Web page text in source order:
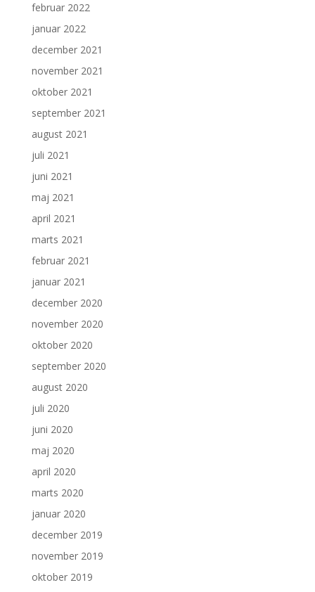
februar 2022
januar 2022
december 2021
november 2021
oktober 2021
september 2021
august 2021
juli 2021
juni 2021
maj 2021
april 2021
marts 2021
februar 2021
januar 2021
december 2020
november 2020
oktober 2020
september 2020
august 2020
juli 2020
juni 2020
maj 2020
april 2020
marts 2020
januar 2020
december 2019
november 2019
oktober 2019